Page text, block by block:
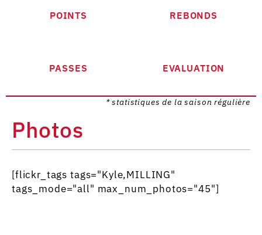
POINTS REBONDS
PASSES EVALUATION
* statistiques de la saison régulière
Photos
[flickr_tags tags="Kyle,MILLING"
tags_mode="all" max_num_photos="45"]